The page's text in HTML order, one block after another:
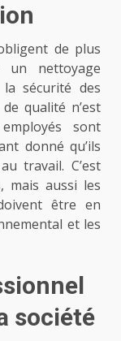
de plus
nettoyage
sécurité des
qualité n’est
sont
donné qu’ils
travail. C’est
mais aussi les
être en
et les
société